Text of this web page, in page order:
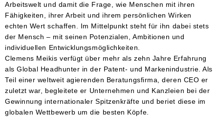
Arbeitswelt und damit die Frage, wie Menschen mit ihren
Fähigkeiten, ihrer Arbeit und ihrem persönlichen Wirken
echten Wert schaffen. Im Mittelpunkt steht für ihn dabei stets
der Mensch – mit seinen Potenzialen, Ambitionen und
individuellen Entwicklungsmöglichkeiten.
Clemens Meikis verfügt über mehr als zehn Jahre Erfahrung
als Global Headhunter in der Patent- und Markenindustrie. Als
Teil einer weltweit agierenden Beratungsfirma, deren CEO er
zuletzt war, begleitete er Unternehmen und Kanzleien bei der
Gewinnung internationaler Spitzenkräfte und beriet diese im
globalen Wettbewerb um die besten Köpfe.